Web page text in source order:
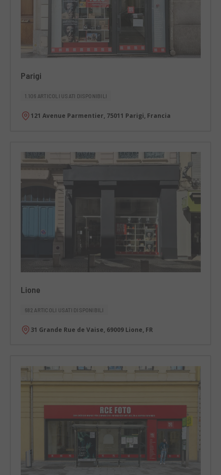
Parigi
1.106 ARTICOLI USATI DISPONIBILI
121 Avenue Parmentier, 75011 Parigi, Francia
Lione
682 ARTICOLI USATI DISPONIBILI
31 Grande Rue de Vaise, 69009 Lione, FR